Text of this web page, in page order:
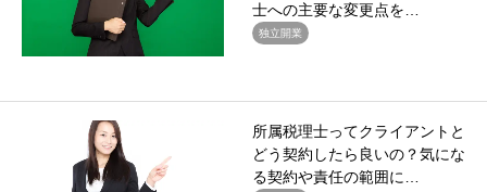
士への主要な変更点を…
独立開業
所属税理士ってクライアントと
どう契約したら良いの？気にな
る契約や責任の範囲に…